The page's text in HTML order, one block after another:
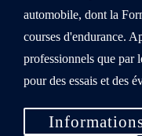
automobile, dont la
courses d'endurance.
professionnels que par
pour des essais et des